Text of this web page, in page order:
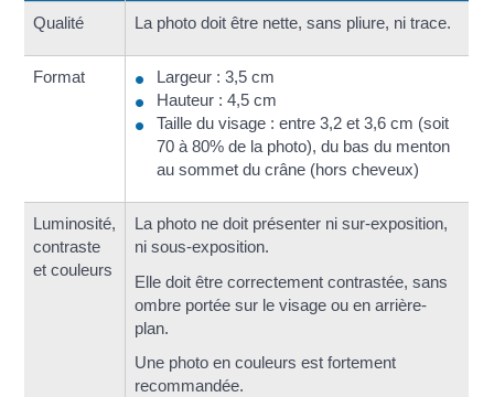
Qualité La photo doit être nette, sans pliure, ni trace.
Format
Largeur : 3,5 cm
Hauteur : 4,5 cm
Taille du visage : entre 3,2 et 3,6 cm (soit
70 à 80% de la photo), du bas du menton
au sommet du crâne (hors cheveux)
Luminosité,
contraste
et couleurs
La photo ne doit présenter ni sur-exposition,
ni sous-exposition.
Elle doit être correctement contrastée, sans
ombre portée sur le visage ou en arrière-
plan.
Une photo en couleurs est fortement
recommandée.